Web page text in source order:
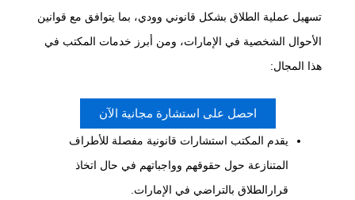
تسهيل عملية الطلاق بشكل قانوني وودي، بما يتوافق مع قوانين
الأحوال الشخصية في الإمارات، ومن أبرز خدمات المكتب في
هذا المجال:
احصل على استشارة مجانية الآن
يقدم المكتب استشارات قانونية مفصلة للأطراف
المتنازعة حول حقوقهم وواجباتهم في حال اتخاذ
قرارالطلاق بالتراضي في الإمارات.